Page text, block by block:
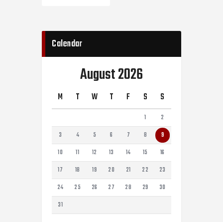
Calendar
August 2026
M T W T F S S
1
2
3
4 5 6 7 8
9
10
11 12 13 14 15
16
17
18 19 20 21 22
23
24
25 26 27 28 29
30
31